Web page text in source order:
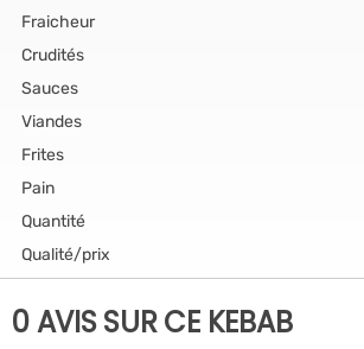
Fraicheur
Crudités
Sauces
Viandes
Frites
Pain
Quantité
Qualité/prix
0 AVIS SUR CE KEBAB